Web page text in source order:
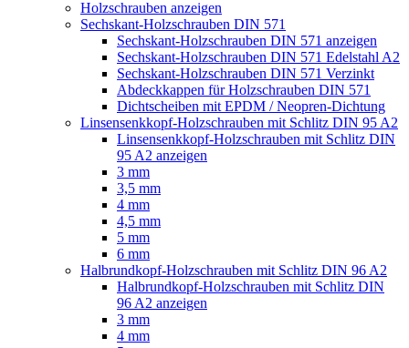
Holzschrauben anzeigen
Sechskant-Holzschrauben DIN 571
Sechskant-Holzschrauben DIN 571 anzeigen
Sechskant-Holzschrauben DIN 571 Edelstahl A2
Sechskant-Holzschrauben DIN 571 Verzinkt
Abdeckkappen für Holzschrauben DIN 571
Dichtscheiben mit EPDM / Neopren-Dichtung
Linsensenkkopf-Holzschrauben mit Schlitz DIN 95 A2
Linsensenkkopf-Holzschrauben mit Schlitz DIN
95 A2 anzeigen
3 mm
3,5 mm
4 mm
4,5 mm
5 mm
6 mm
Halbrundkopf-Holzschrauben mit Schlitz DIN 96 A2
Halbrundkopf-Holzschrauben mit Schlitz DIN
96 A2 anzeigen
3 mm
4 mm